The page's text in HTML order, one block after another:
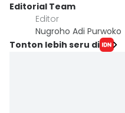
Editorial Team
Editor
Nugroho Adi Purwoko
Tonton lebih seru di